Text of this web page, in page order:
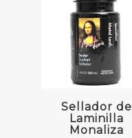
Sellador de
Laminilla
Monaliza